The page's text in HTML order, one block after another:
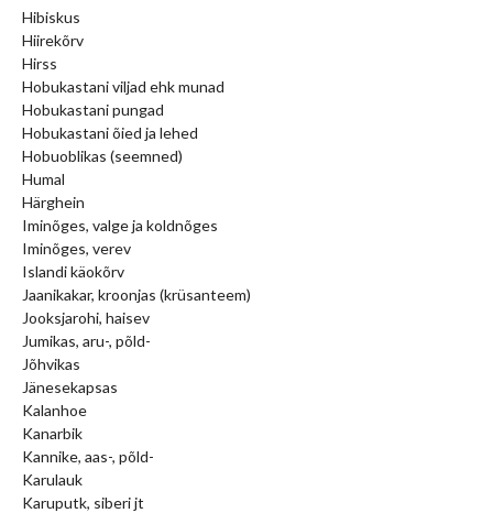
Hibiskus
Hiirekõrv
Hirss
Hobukastani viljad ehk munad
Hobukastani pungad
Hobukastani õied ja lehed
Hobuoblikas (seemned)
Humal
Härghein
Iminõges, valge ja koldnõges
Iminõges, verev
Islandi käokõrv
Jaanikakar, kroonjas (krüsanteem)
Jooksjarohi, haisev
Jumikas, aru-, põld-
Jõhvikas
Jänesekapsas
Kalanhoe
Kanarbik
Kannike, aas-, põld-
Karulauk
Karuputk, siberi jt